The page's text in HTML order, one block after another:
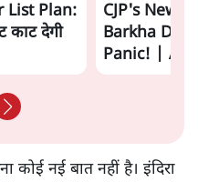
List Plan:
काट देगी
CJP's New
Barkha
Panic! |
कोई नई बात नहीं है। इंदिरा